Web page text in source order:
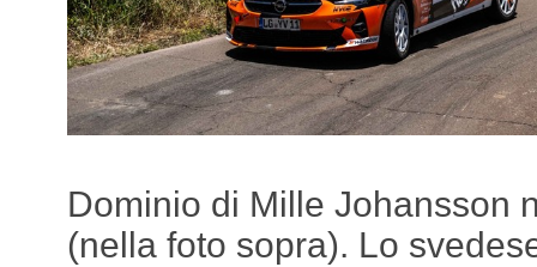
Dominio di Mille Johansson
(nella foto sopra). Lo